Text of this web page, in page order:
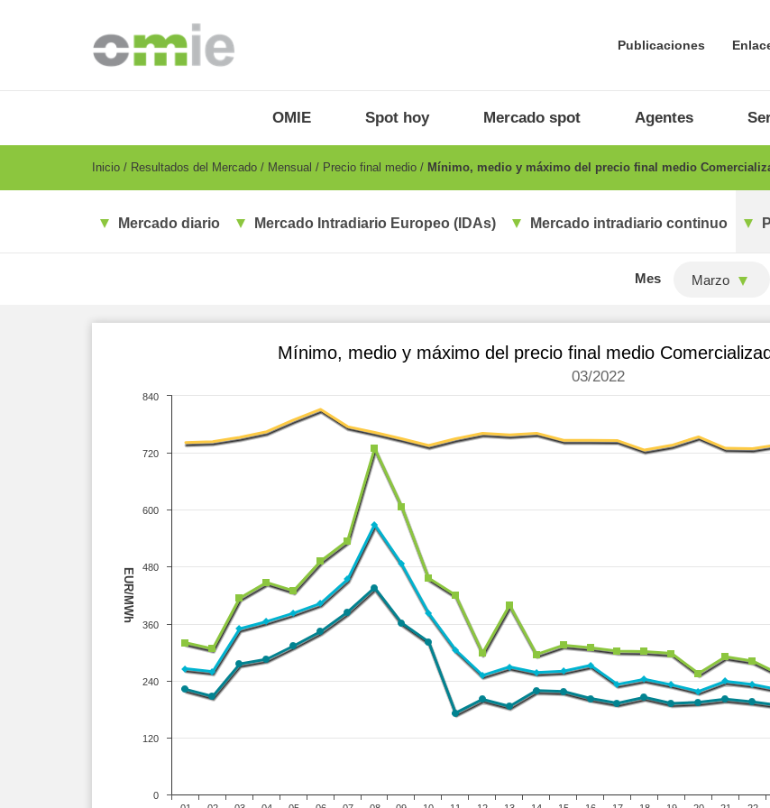
Publicaciones
ES
OMIE Spot hoy Mercado spot Agentes
Breadcrumb
Inicio Resultados del Mercado Mensual Precio final medio Mínimo, medio y máximo del precio final medio
Mercado diario Mercado Intradiario Europeo (IDAs) Mercado intradiario continuo
Mes Marzo
EUR/MWh
Mínimo, medio y máximo del precio final medio
03/2022
0
120
240
360
480
600
720
840